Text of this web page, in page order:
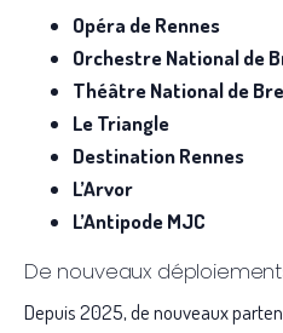
Opéra de Rennes
Orchestre National de
Théâtre National de
Le Triangle
Destination Rennes
L’Arvor
L’Antipode MJC
De nouveaux
Depuis 2025, de nouveaux